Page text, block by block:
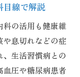
目線で解説
科の活用も健康維
や息切れなどの症
生活習慣病との
圧や糖尿病患者